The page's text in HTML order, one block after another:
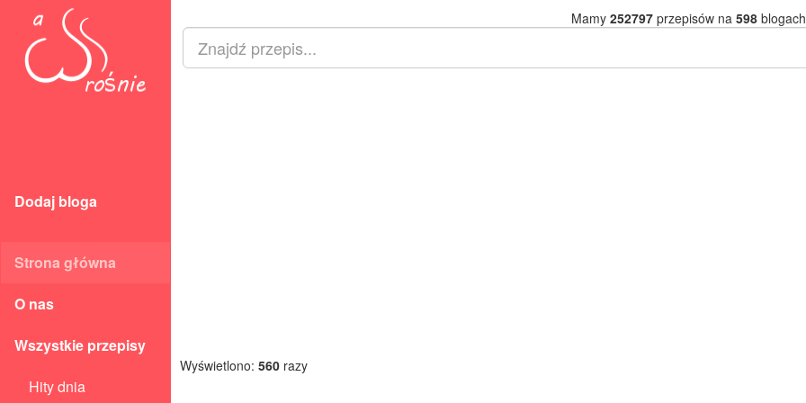
Dodaj bloga
Strona główna
O nas
Wszystkie przepisy
Hity dnia
Mamy 252797przepisów na 598
Wyświetlono: 560 razy